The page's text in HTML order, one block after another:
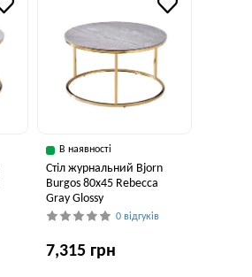
В наявності
Стіл журнальний Bjorn
Burgos 80х45 Rebecca
Gray Glossy
0 відгуків
7,315 грн